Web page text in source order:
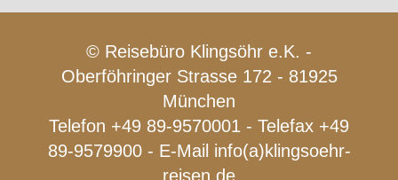
© Reisebüro Klingsöhr e.K. -
Oberföhringer Strasse 172 - 81925
München
Telefon +49 89-9570001 - Telefax +49
89-9579900 - E-Mail info(a)klingsoehr-
reisen.de